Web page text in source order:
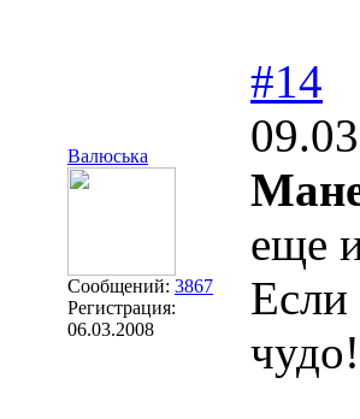
Валюська
Сообщений: 3867
Регистрация:
06.03.2008
#14
еще
Если